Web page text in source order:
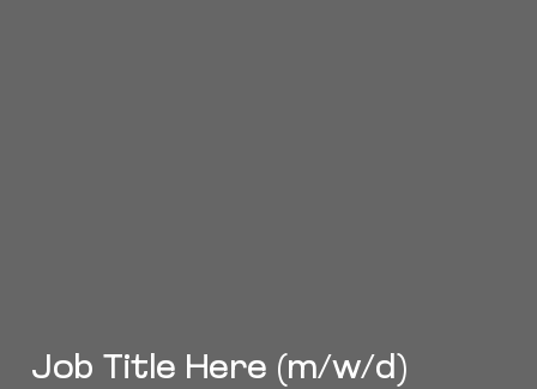
Job Title Here (m/w/d)